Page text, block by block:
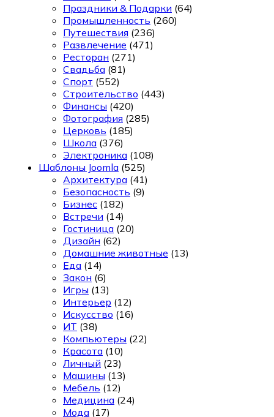
Праздники & Подарки (64)
Промышленность (260)
Путешествия (236)
Развлечение (471)
Ресторан (271)
Свадьба (81)
Спорт (552)
Строительство (443)
Финансы (420)
Фотография (285)
Церковь (185)
Школа (376)
Электроника (108)
Шаблоны Joomla (525)
Архитектура (41)
Безопасность (9)
Бизнес (182)
Встречи (14)
Гостиница (20)
Дизайн (62)
Домашние животные (13)
Еда (14)
Закон (6)
Игры (13)
Интерьер (12)
Искусство (16)
ИТ (38)
Компьютеры (22)
Красота (10)
Личный (23)
Машины (13)
Мебель (12)
Медицина (24)
Мода (17)